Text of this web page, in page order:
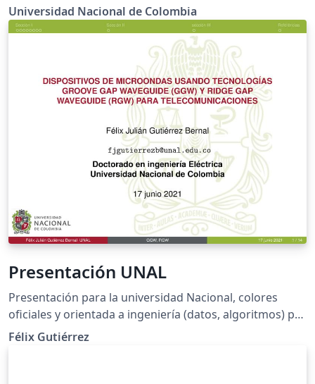
Universidad Nacional de Colombia
Presentación UNAL
Presentación para la universidad Nacional, colores
oficiales y orientada a ingeniería (datos, algoritmos) por
secciones
Félix Gutiérrez